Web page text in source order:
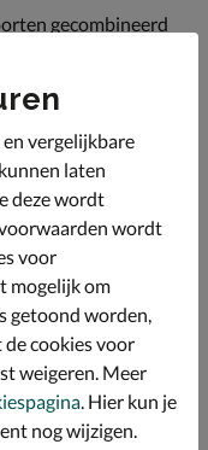
gecombineerd
en warmte
voetbed met
en door het
goed
vergelijkbare
laten
deze wordt
wordt
voor
mogelijk om
getoond worden,
cookies voor
weigeren. Meer
. Hier kun je
nog wijzigen.